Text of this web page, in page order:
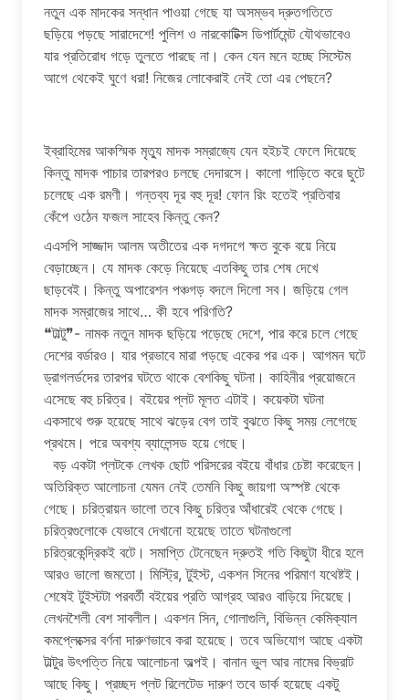
নতুন এক মাদকের সন্ধান পাওয়া গেছে যা অসম্ভব দ্রুতগতিতে
ছড়িয়ে পড়ছে সারাদেশে! পুলিশ ও নারকোটিক্স ডিপার্টমেন্ট যৌথভাবেও
যার প্রতিরোধ গড়ে তুলতে পারছে না। কেন যেন মনে হচ্ছে সিস্টেম
আগে থেকেই ঘুণে ধরা! নিজের লোকেরাই নেই তো এর পেছনে?
ইব্রাহিমের আকস্মিক মৃত্যু মাদক সম্রাজ্যে যেন হইচই ফেলে দিয়েছে
কিন্তু মাদক পাচার তারপরও চলছে দেদারসে। কালো গাড়িতে করে ছুটে
চলেছে এক রমণী। গন্তব্য দূর বহু দূর! ফোন রিং হতেই প্রতিবার
কেঁপে ওঠেন ফজল সাহেব কিন্তু কেন?
এএসপি সাজ্জাদ আলম অতীতের এক দগদগে ক্ষত বুকে বয়ে নিয়ে
বেড়াচ্ছেন। যে মাদক কেড়ে নিয়েছে এতকিছু তার শেষ দেখে
ছাড়বেই। কিন্তু অপারেশন পঞ্চগড় বদলে দিলো সব। জড়িয়ে গেল
মাদক সম্রাজের সাথে… কী হবে পরিণতি?
❝টাল্টু❞- নামক নতুন মাদক ছড়িয়ে পড়েছে দেশে, পার করে চলে গেছে
দেশের বর্ডারও। যার প্রভাবে মারা পড়ছে একের পর এক। আগমন ঘটে
ড্রাগলর্ডদের তারপর ঘটতে থাকে বেশকিছু ঘটনা। কাহিনীর প্রয়োজনে
এসেছে বহু চরিত্র। বইয়ের প্লট মূলত এটাই। কয়েকটা ঘটনা
একসাথে শুরু হয়েছে সাথে ঝড়ের বেগ তাই বুঝতে কিছু সময় লেগেছে
প্রথমে। পরে অবশ্য ব্যালেন্সড হয়ে গেছে।
বড় একটা প্লটকে লেখক ছোট পরিসরের বইয়ে বাঁধার চেষ্টা করেছেন।
অতিরিক্ত আলোচনা যেমন নেই তেমনি কিছু জায়গা অস্পষ্ট থেকে
গেছে। চরিত্রায়ন ভালো তবে কিছু চরিত্র আঁধারেই থেকে গেছে।
চরিত্রগুলোকে যেভাবে দেখানো হয়েছে তাতে ঘটনাগুলো
চরিত্রকেন্দ্রিকই বটে। সমাপ্তি টেনেছেন দ্রুতই গতি কিছুটা ধীরে হলে
আরও ভালো জমতো। মিস্ট্রি, টুইস্ট, একশন সিনের পরিমাণ যথেষ্টই।
শেষেই টুইস্টটা পরবর্তী বইয়ের প্রতি আগ্রহ আরও বাড়িয়ে দিয়েছে।
লেখনশৈলী বেশ সাবলীল। একশন সিন, গোলাগুলি, বিভিন্ন কেমিক্যাল
কমপ্লেক্সের বর্ণনা দারুণভাবে করা হয়েছে। তবে অভিযোগ আছে একটা
টাল্টুর উৎপত্তি নিয়ে আলোচনা অল্পই। বানান ভুল আর নামের বিভ্রাট
আছে কিছু। প্রচ্ছদ প্লট রিলেটেড দারুণ তবে ডার্ক হয়েছে একটু